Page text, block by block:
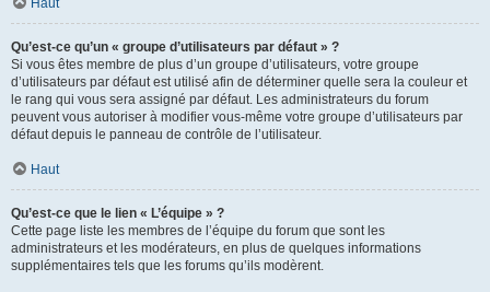
Haut
Qu’est-ce qu’un « groupe d’utilisateurs par défaut » ?
Si vous êtes membre de plus d’un groupe d’utilisateurs, votre groupe
d’utilisateurs par défaut est utilisé afin de déterminer quelle sera la couleur et
le rang qui vous sera assigné par défaut. Les administrateurs du forum
peuvent vous autoriser à modifier vous-même votre groupe d’utilisateurs par
défaut depuis le panneau de contrôle de l’utilisateur.
Haut
Qu’est-ce que le lien « L’équipe » ?
Cette page liste les membres de l’équipe du forum que sont les
administrateurs et les modérateurs, en plus de quelques informations
supplémentaires tels que les forums qu’ils modèrent.